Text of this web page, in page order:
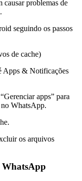
causar problemas de
seguindo os passos
de cache)
Apps & Notificações
apps” para
WhatsApp.
os arquivos
WhatsApp